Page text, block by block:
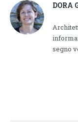
DORA
segno